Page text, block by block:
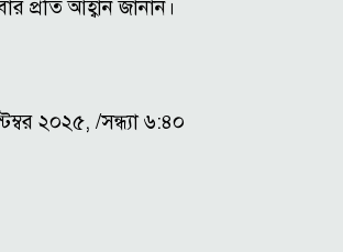
প্রতি আহ্বান জানান।
২০২৫, /সন্ধ্যা ৬:৪০